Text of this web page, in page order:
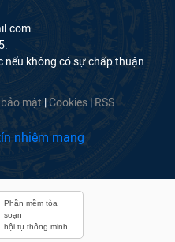
nếu không có sự chấp thuận
mật Cookies RSS
Phần mềm tòa
soạn
hội tụ thông minh